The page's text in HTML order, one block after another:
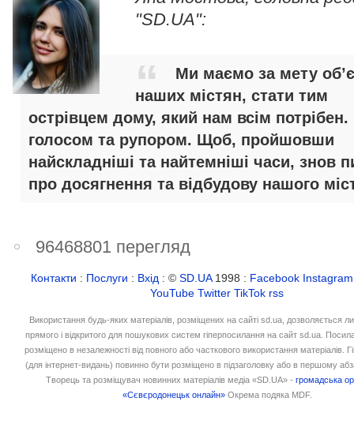
"SD.UA":
Ми маємо за мету
наших містян, стати тим
острівцем дому, який нам всім потрібен.
голосом та рупором. Щоб, пройшовши
найскладніші та найтемніші часи, знов
про досягнення та відбудову нашого
96468801 перегляд
Контакти : Послуги : Вхід : ©SD.UA1998 : Facebook Instagram
YouTube Twitter TikTok rss
Використання будь-яких матеріалів, розміщених на сайті sd.ua, дозволяється
прямого і відкритого для пошукових систем гіперпосилання на сайт sd.ua.
розміщено в незалежності від повного або часткового використання матеріалів.
(для інтернет-видань) повинно бути розміщено в підзаголовку або в першому
Творець та розміщувач новинних матеріалів медіа «SD.UA» -громадська
«Сєвєродонецьк онлайн» Окрема подяка MDF.